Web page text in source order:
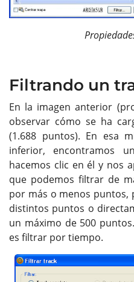
Filtrando un
En la imagen anterior
observar cómo se ha
(1.688 puntos). En esa
inferior, encontramos
hacemos clic en él y nos
que podemos filtrar de
por más o menos puntos,
distintos puntos o
un máximo de 500
es filtrar por tiempo.